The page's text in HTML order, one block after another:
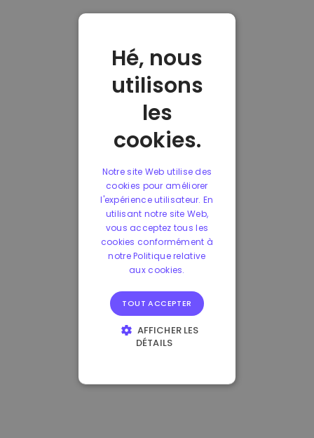
Hé, nous
utilisons
les
cookies.
Notre site Web utilise des
cookies pour améliorer
l'expérience utilisateur. En
utilisant notre site Web,
vous acceptez tous les
cookies conformément à
notre Politique relative
aux cookies.
TOUT ACCEPTER
AFFICHER LES
DÉTAILS